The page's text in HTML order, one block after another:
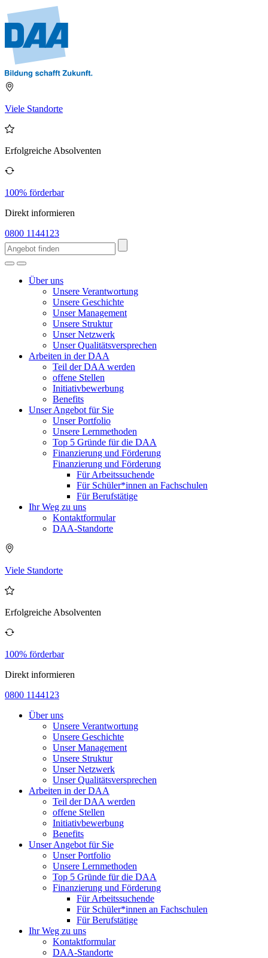
Viele Standorte
Erfolgreiche Absolventen
100% förderbar
Direkt informieren
0800 1144123
Über uns
Unsere Verantwortung
Unsere Geschichte
Unser Management
Unsere Struktur
Unser Netzwerk
Unser Qualitätsversprechen
Arbeiten in der DAA
Teil der DAA werden
offene Stellen
Initiativbewerbung
Benefits
Unser Angebot für Sie
Unser Portfolio
Unsere Lernmethoden
Top 5 Gründe für die DAA
Finanzierung und Förderung
Finanzierung und Förderung
Für Arbeitssuchende
Für Schüler*innen an Fachschulen
Für Berufstätige
Ihr Weg zu uns
Kontaktformular
DAA-Standorte
Viele Standorte
Erfolgreiche Absolventen
100% förderbar
Direkt informieren
0800 1144123
Über uns
Unsere Verantwortung
Unsere Geschichte
Unser Management
Unsere Struktur
Unser Netzwerk
Unser Qualitätsversprechen
Arbeiten in der DAA
Teil der DAA werden
offene Stellen
Initiativbewerbung
Benefits
Unser Angebot für Sie
Unser Portfolio
Unsere Lernmethoden
Top 5 Gründe für die DAA
Finanzierung und Förderung
Für Arbeitssuchende
Für Schüler*innen an Fachschulen
Für Berufstätige
Ihr Weg zu uns
Kontaktformular
DAA-Standorte